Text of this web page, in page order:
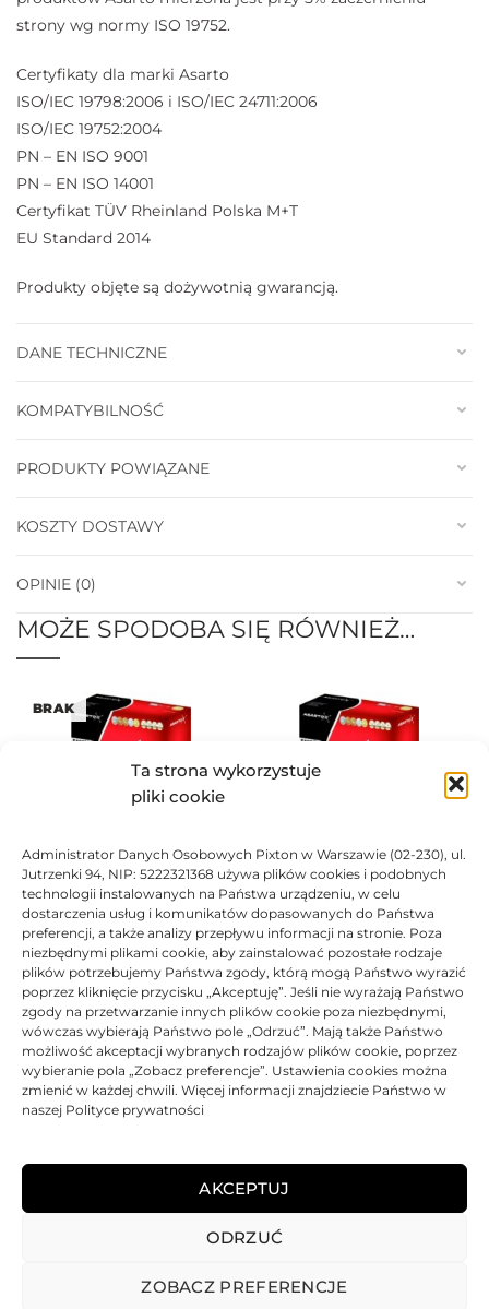
Ta strona wykorzystuje
pliki cookie
Administrator Danych Osobowych Pixton w Warszawie (02-230), ul.
Jutrzenki 94, NIP: 5222321368 używa plików cookies i podobnych
technologii instalowanych na Państwa urządzeniu, w celu
dostarczenia usług i komunikatów dopasowanych do Państwa
preferencji, a także analizy przepływu informacji na stronie. Poza
niezbędnymi plikami cookie, aby zainstalować pozostałe rodzaje
plików potrzebujemy Państwa zgody, którą mogą Państwo wyrazić
poprzez kliknięcie przycisku „Akceptuję”. Jeśli nie wyrażają Państwo
zgody na przetwarzanie innych plików cookie poza niezbędnymi,
wówczas wybierają Państwo pole „Odrzuć”. Mają także Państwo
możliwość akceptacji wybranych rodzajów plików cookie, poprzez
wybieranie pola „Zobacz preferencje”. Ustawienia cookies można
zmienić w każdej chwili. Więcej informacji znajdziecie Państwo w
naszej Polityce prywatności
AKCEPTUJ
ODRZUĆ
ZOBACZ PREFERENCJE
strony wg normy ISO 19752.
Certyfikaty dla marki Asarto
ISO/IEC 19798:2006 i ISO/IEC 24711:2006
ISO/IEC 19752:2004
PN – EN ISO 9001
PN – EN ISO 14001
Certyfikat TÜV Rheinland Polska M+T
EU Standard 2014
Produkty objęte są dożywotnią gwarancją.
DANE TECHNICZNE
KOMPATYBILNOŚĆ
PRODUKTY POWIĄZANE
KOSZTY DOSTAWY
OPINIE (0)
MOŻE SPODOBA SIĘ RÓWNIEŻ…
BRAK
Toner Asarto zamiennik OKI
42127406
Oceniono0na 5
102,32zł
Toner Asarto zamiennik OKI
42127407
102,32 zł
BRAK
Oceniono